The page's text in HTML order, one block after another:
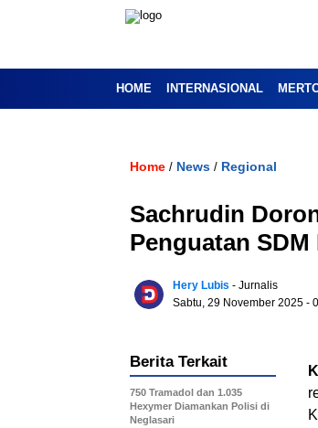
HOME INTERNASIONAL
Home / News / Regional
Sachrudin
Penguatan
Hery Lubis - Jurnalis
Sabtu, 29 November 2025 -
Berita Terkait
750 Tramadol dan 1.035
Hexymer Diamankan Polisi di
Neglasari